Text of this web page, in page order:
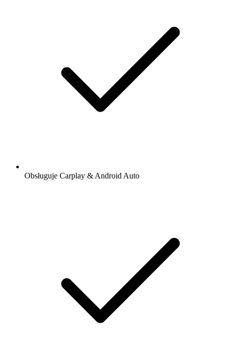
Obsługuje Carplay & Android Auto